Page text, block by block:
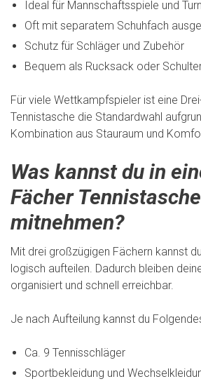
Ideal für Mannschaftsspiele und
Oft mit separatem Schuhfach
Schutz für Schläger und Zubehör
Bequem als Rucksack oder
Für viele Wettkampfspieler ist eine
Tennistasche die Standardwahl
Kombination aus Stauraum und
Was kannst du in
Fächer Tennistasche
mitnehmen?
Mit drei großzügigen Fächern kannst
logisch aufteilen. Dadurch bleiben
organisiert und schnell erreichbar.
Je nach Aufteilung kannst du
Ca. 9 Tennisschläger
Sportbekleidung und